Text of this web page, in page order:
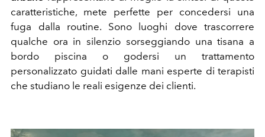
caratteristiche, mete perfette per concedersi una
fuga dalla routine. Sono luoghi dove trascorrere
qualche ora in silenzio sorseggiando una tisana a
bordo piscina o godersi un trattamento
personalizzato guidati dalle mani esperte di terapisti
che studiano le reali esigenze dei clienti.